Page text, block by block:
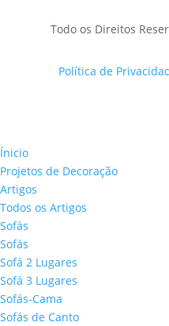
Todo os Direitos
Política de
Ínicio
Projetos de Decoração
Artigos
Todos os Artigos
Sofás
Sofás
Sofá 2 Lugares
Sofá 3 Lugares
Sofás-Cama
Sofás de Canto